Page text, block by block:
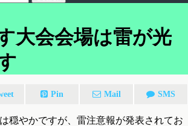
大会会場は雷が光
Pin Mail SMS
穏やかですが、雷注意報が発表されてお